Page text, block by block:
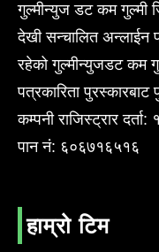
गुल्मीन्युज डट कम गुल्मी
देखी सन्चालित अन्लाईन
रहेको गुल्मीन्युजडट कम
पत्रकारिता
कम्पनी राजिस्ट्रार
पान नं: ६०६७१६५१६
हाम्रो टिम